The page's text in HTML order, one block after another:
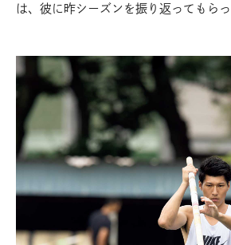
は、彼に昨シーズンを振り返ってもらっ